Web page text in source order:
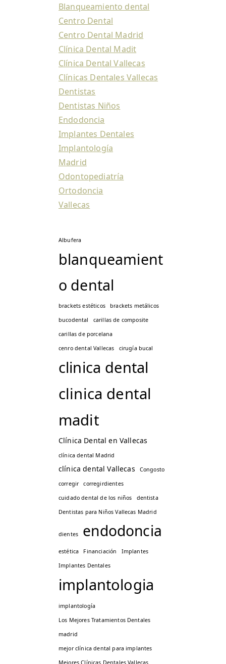
Blanqueamiento dental
Centro Dental
Centro Dental Madrid
Clínica Dental Madit
Clínica Dental Vallecas
Clínicas Dentales Vallecas
Dentistas
Dentistas Niños
Endodoncia
Implantes Dentales
Implantología
Madrid
Odontopediatría
Ortodoncia
Vallecas
Albufera
blanqueamient
o dental
brackets estéticos
brackets metálicos
bucodental
carillas de composite
carillas de porcelana
cenro dental Vallecas
cirugía bucal
clinica dental
clinica dental
madit
Clínica Dental en Vallecas
clínica dental Madrid
clínica dental Vallecas
Congosto
corregir
corregirdientes
cuidado dental de los niños
dentista
Dentistas para Niños Vallecas Madrid
dientes endodoncia
estética Financiación
Implantes
Implantes Dentales
implantologia
implantología
Los Mejores Tratamientos Dentales
madrid
mejor clínica dental para implantes
Mejores Clínicas Dentales Vallecas